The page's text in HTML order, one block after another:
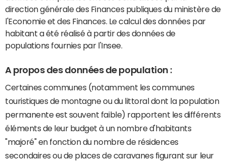
direction générale des Finances publiques du ministère de
l'Economie et des Finances. Le calcul des données par
habitant a été réalisé à partir des données de
populations fournies par l'Insee.
A propos des données de population :
Certaines communes (notamment les communes
touristiques de montagne ou du littoral dont la population
permanente est souvent faible) rapportent les différents
éléments de leur budget à un nombre d'habitants
"majoré" en fonction du nombre de résidences
secondaires ou de places de caravanes figurant sur leur